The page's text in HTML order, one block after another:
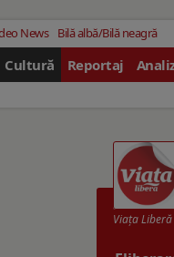
News Bilă albă/Bilă neagră
Cultură Reportaj
Viaţa Liberă